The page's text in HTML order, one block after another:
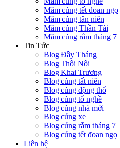
Mâm cúng tết đoan ngọ
Mâm cúng tân niên
Mâm cúng Thần Tài
Mâm cúng rằm tháng 7
Tin Tức
Blog Đầy Tháng
Blog Thôi Nôi
Blog Khai Trương
Blog cúng tất niên
Blog cúng động thổ
Blog cúng tổ nghề
Blog cúng nhà mới
Blog cúng xe
Blog cúng rằm tháng 7
Blog cúng tết đoan ngọ
Liên hệ